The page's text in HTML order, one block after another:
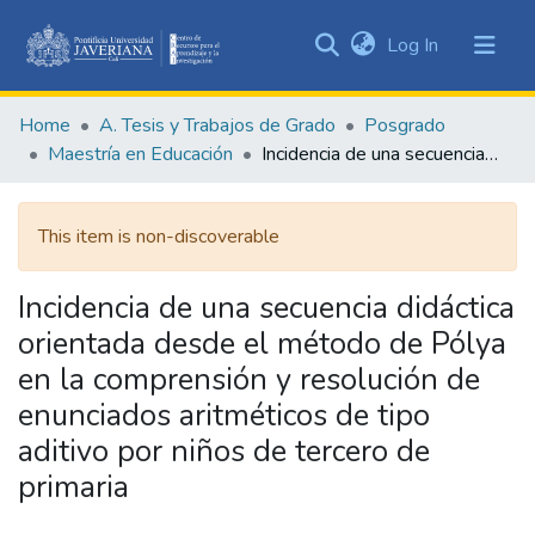
&
Collections
Statistics
Log In (current)
Home A. Tesis y Trabajos de Grado
Posgrado
Maestría en Educación
Incidencia de una secuencia didáctica orientada desde el método de Pólya en la comprensión y resolución de enunciados aritméticos de tipo aditivo por niños de tercero de primaria
This item is non-discoverable
Incidencia de una secuencia didáctica
orientada desde el método de Pólya
en la comprensión y resolución de
enunciados aritméticos de tipo
aditivo por niños de tercero de
primaria